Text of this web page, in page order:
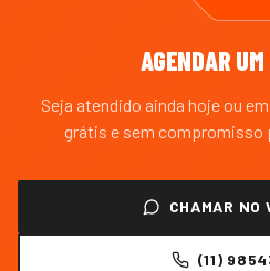
AGENDAR
Seja atendido ainda hoje ou
grátis e sem compromisso
CHAMAR NO
(11)